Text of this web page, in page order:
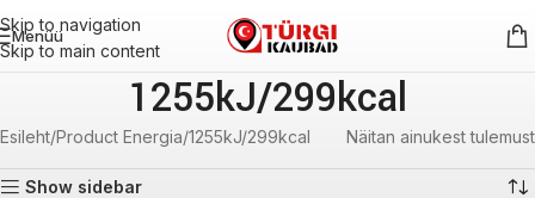
Skip to navigation
Skip to main content
Menüü
1255kJ/299kcal
Esileht Product Energia 1255kJ/299kcal Näitan ainukest tulemust
Show sidebar